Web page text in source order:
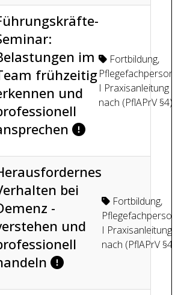
im
frühzeitig
und
Fortbildung,
I Praxisanleitung
nach (PflAPrV §4)
bei
-
und
Fortbildung,
I Praxisanleitung
nach (PflAPrV §4)